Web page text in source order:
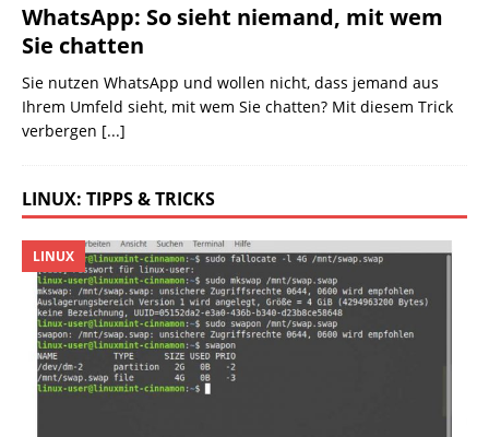
WhatsApp: So sieht niemand, mit wem
Sie chatten
Sie nutzen WhatsApp und wollen nicht, dass jemand aus
Ihrem Umfeld sieht, mit wem Sie chatten? Mit diesem Trick
verbergen [...]
LINUX: TIPPS & TRICKS
LINUX